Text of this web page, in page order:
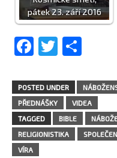
pátek 23. září 2016
Facebook
Twitter
POSTED UNDER
PŘEDNÁŠKY
VIDEA
TAGGED
BIBLE
RELIGIONISTIKA
VÍRA